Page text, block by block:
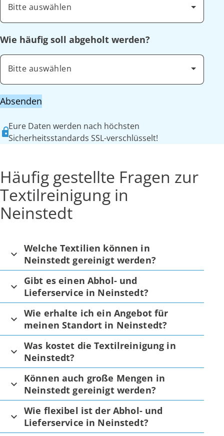
Bitte auswählen
Wie häufig soll abgeholt werden?
Bitte auswählen
Absenden
Eure Daten werden nach höchsten
Sicherheitsstandards SSL-verschlüsselt!
Häufig gestellte Fragen zur
Textilreinigung in
Neinstedt
Welche Textilien können in
Neinstedt gereinigt werden?
Gibt es einen Abhol- und
Lieferservice in Neinstedt?
Wie erhalte ich ein Angebot für
meinen Standort in Neinstedt?
Was kostet die Textilreinigung in
Neinstedt?
Können auch große Mengen in
Neinstedt gereinigt werden?
Wie flexibel ist der Abhol- und
Lieferservice in Neinstedt?